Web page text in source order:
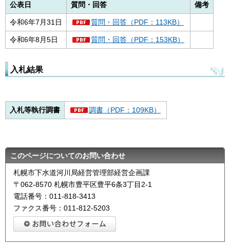
公表日 質問・回答 備考
令和6年7月31日 質問・回答（PDF：113KB）
令和6年8月5日 質問・回答（PDF：153KB）
入札結果
入札等執行調書 調書（PDF：109KB）
このページについてのお問い合わせ
札幌市下水道河川局経営管理部経営企画課
〒062-8570 札幌市豊平区豊平6条3丁目2-1
電話番号：011-818-3413
ファクス番号：011-812-5203